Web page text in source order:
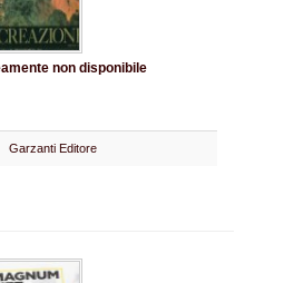
non disponibile
Garzanti Editore